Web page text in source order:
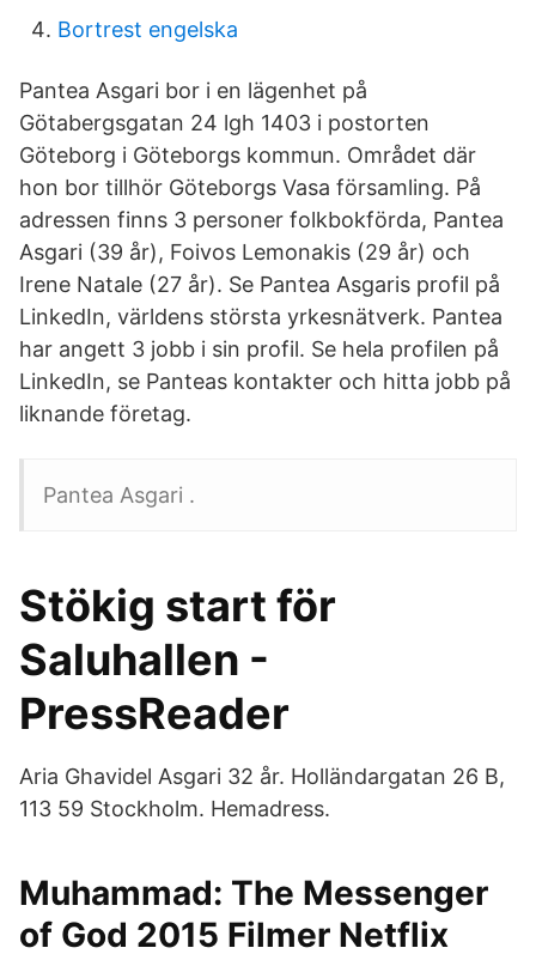
Bortrest engelska
Pantea Asgari bor i en lägenhet på
Götabergsgatan 24 lgh 1403 i postorten
Göteborg i Göteborgs kommun. Området där
hon bor tillhör Göteborgs Vasa församling. På
adressen finns 3 personer folkbokförda, Pantea
Asgari (39 år), Foivos Lemonakis (29 år) och
Irene Natale (27 år). Se Pantea Asgaris profil på
LinkedIn, världens största yrkesnätverk. Pantea
har angett 3 jobb i sin profil. Se hela profilen på
LinkedIn, se Panteas kontakter och hitta jobb på
liknande företag.
Pantea Asgari .
Stökig start för
Saluhallen -
PressReader
Aria Ghavidel Asgari 32 år. Holländargatan 26 B,
113 59 Stockholm. Hemadress.
Muhammad: The Messenger
of God 2015 Filmer Netflix